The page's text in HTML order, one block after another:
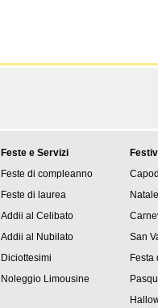
Feste e Servizi
Feste di compleanno
Feste di laurea
Addii al Celibato
Addii al Nubilato
Diciottesimi
Noleggio Limousine
Natale
San
Festa